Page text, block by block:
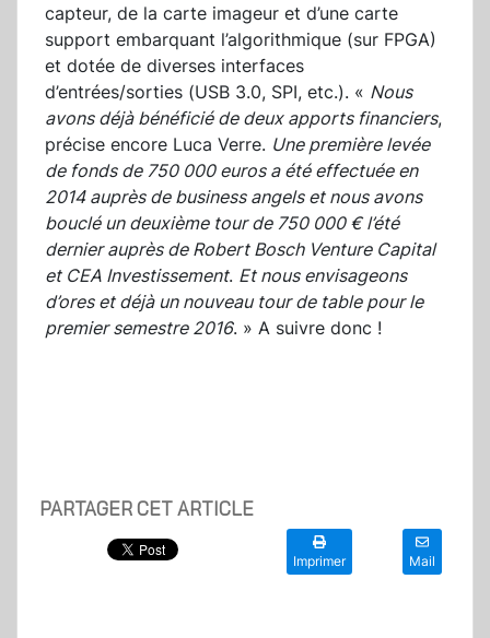
capteur, de la carte imageur et d’une carte
support embarquant l’algorithmique (sur FPGA)
et dotée de diverses interfaces
d’entrées/sorties (USB 3.0, SPI, etc.). « Nous
avons déjà bénéficié de deux apports financiers,
précise encore Luca Verre. Une première levée
de fonds de 750 000 euros a été effectuée en
2014 auprès de business angels et nous avons
bouclé un deuxième tour de 750 000 € l’été
dernier auprès de Robert Bosch Venture Capital
et CEA Investissement. Et nous envisageons
d’ores et déjà un nouveau tour de table pour le
premier semestre 2016. » A suivre donc !
PARTAGER CET ARTICLE
Imprimer Mail